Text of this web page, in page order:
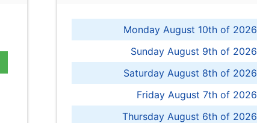
Monday August 10th of 2026
Sunday August 9th of 2026
Saturday August 8th of 2026
Friday August 7th of 2026
Thursday August 6th of 2026